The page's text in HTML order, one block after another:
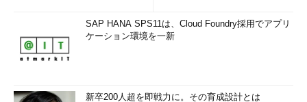
SAP HANA SPS11は、Cloud Foundry採用でアプリ
ケーション環境を一新
新卒200人超を即戦力に。その育成設計とは